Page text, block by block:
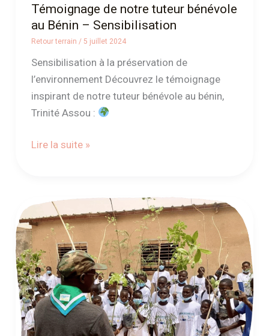
Témoignage de notre tuteur bénévole
au Bénin – Sensibilisation
Retour terrain / 5 juillet 2024
Sensibilisation à la préservation de
l’environnement Découvrez le témoignage
inspirant de notre tuteur bénévole au bénin,
Trinité Assou :
Lire la suite »
Témoignage
du
club
environnement
poumon
vert
(Sénégal)